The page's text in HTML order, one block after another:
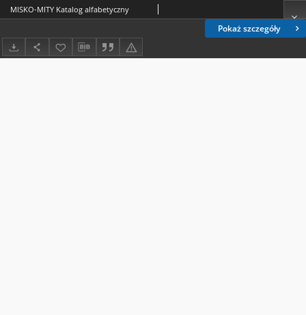
Pokaż szczegóły
MISKO-MITY Katalog alfabetyczny